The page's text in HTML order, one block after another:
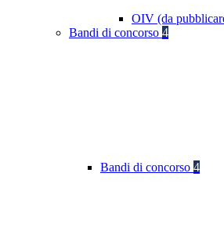
OIV (da
Bandi di concorso 4
Bandi di concorso 4